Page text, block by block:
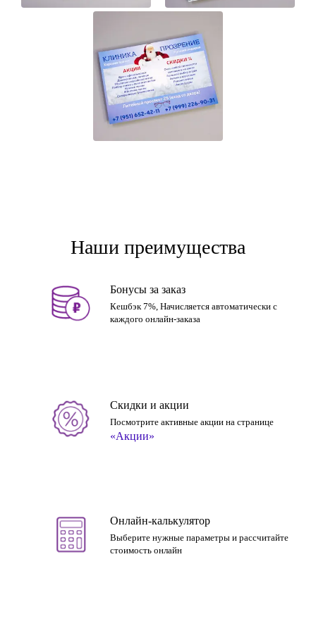
Наши преимущества
Бонусы за заказ
Кешбэк 7%, Начисляется автоматически с
каждого онлайн-заказа
Скидки и акции
Посмотрите активные акции на странице
«Акции»
Онлайн-калькулятор
Выберите нужные параметры и рассчитайте
стоимость онлайн